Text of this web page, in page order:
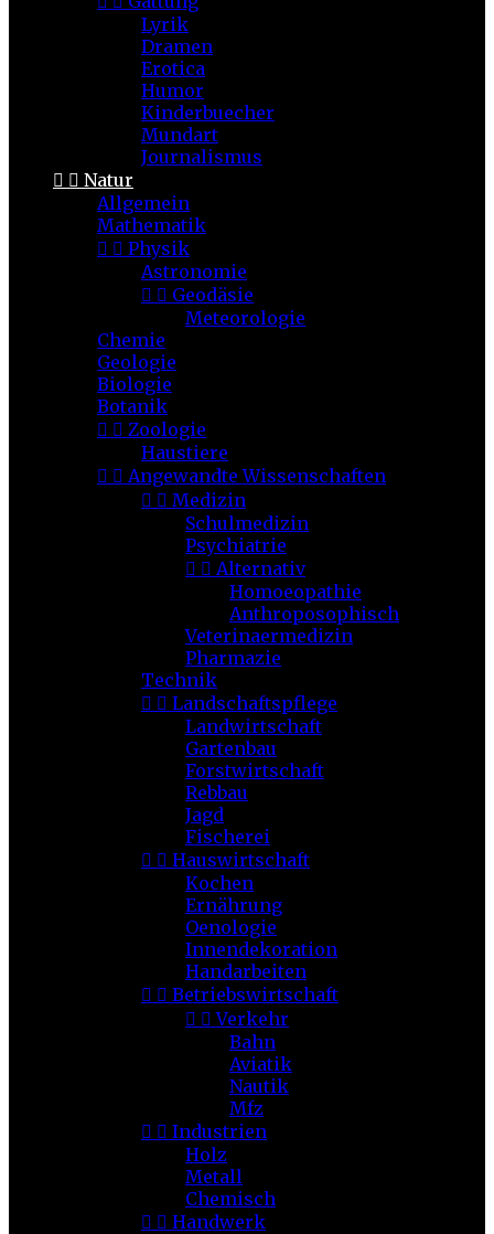
Lyrik
Dramen
Erotica
Humor
Kinderbuecher
Mundart
Journalismus
  Natur
Allgemein
Mathematik
  Physik
Astronomie
  Geodäsie
Meteorologie
Chemie
Geologie
Biologie
Botanik
  Zoologie
Haustiere
  Angewandte Wissenschaften
  Medizin
Schulmedizin
Psychiatrie
  Alternativ
Homoeopathie
Anthroposophisch
Veterinaermedizin
Pharmazie
Technik
  Landschaftspflege
Landwirtschaft
Gartenbau
Forstwirtschaft
Rebbau
Jagd
Fischerei
  Hauswirtschaft
Kochen
Ernährung
Oenologie
Innendekoration
Handarbeiten
  Betriebswirtschaft
  Verkehr
Bahn
Aviatik
Nautik
Mfz
  Industrien
Holz
Metall
Chemisch
  Handwerk